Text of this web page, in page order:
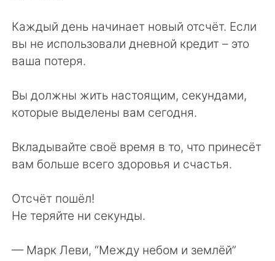
Каждый день начинает новый отсчёт. Если
вы не использовали дневной кредит – это
ваша потеря.
Вы должны жить настоящим, секундами,
которые выделены вам сегодня.
Вкладывайте своё время в то, что принесёт
вам больше всего здоровья и счастья.
Отсчёт пошёл!
Не теряйте ни секунды.
— Марк Леви⁠, “Между небом и землёй”